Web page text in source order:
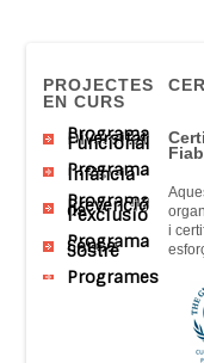
PROJECTES
EN CURS
Programa
Diversitat
Funcional
Programa
Infància
Programa
Prevenció
de
l’exclusió
Programa
Sense
Sostre
Programes
i